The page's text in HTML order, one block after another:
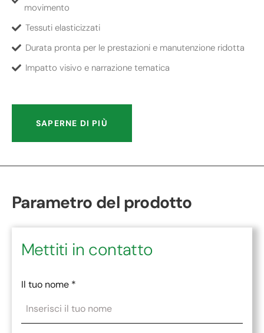
movimento
Tessuti elasticizzati
Durata pronta per le prestazioni e manutenzione ridotta
Impatto visivo e narrazione tematica
SAPERNE DI PIÙ
Parametro del prodotto
Mettiti in contatto
Il tuo nome *